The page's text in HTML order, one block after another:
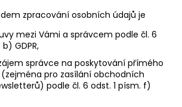
zpracování osobních údajů je
mezi Vámi a správcem podle čl. 6
GDPR,
správce na poskytování přímého
pro zasílání obchodních
podle čl. 6 odst. 1 písm. f)